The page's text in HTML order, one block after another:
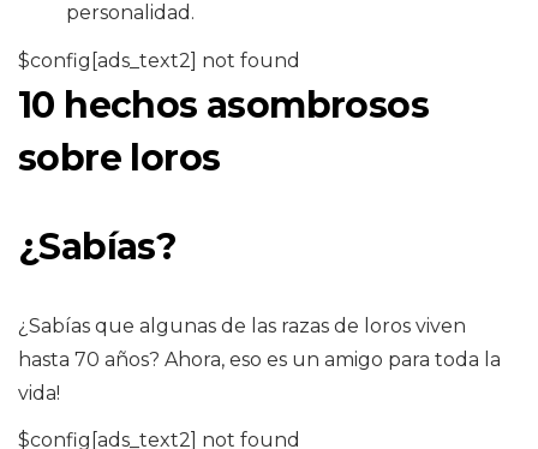
personalidad.
$config[ads_text2] not found
10 hechos asombrosos
sobre loros
¿Sabías?
¿Sabías que algunas de las razas de loros viven
hasta 70 años? Ahora, eso es un amigo para toda la
vida!
$config[ads_text2] not found